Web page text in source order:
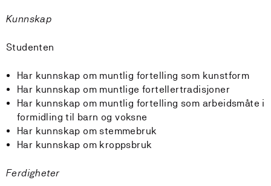
Kunnskap
Studenten
Har kunnskap om muntlig fortelling som kunstform
Har kunnskap om muntlige fortellertradisjoner
Har kunnskap om muntlig fortelling som arbeidsmåte i
formidling til barn og voksne
Har kunnskap om stemmebruk
Har kunnskap om kroppsbruk
Ferdigheter